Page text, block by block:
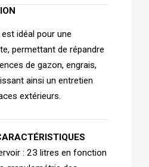
est idéal pour une
permettant de répandre
de gazon, engrais,
ainsi un entretien
extérieurs.
: 23 litres en fonction